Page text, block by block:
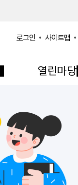
로그인 사이트맵
열린마당